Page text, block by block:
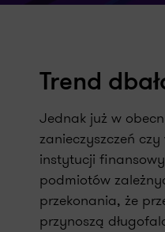
Trend
Jednak już w
zanieczyszczeń
instytucji
podmiotów
przekonania, że
przynoszą